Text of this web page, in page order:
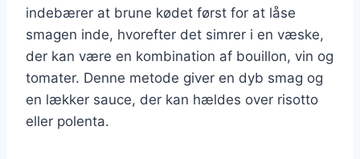
indebærer at brune kødet først for at låse
smagen inde, hvorefter det simrer i en væske,
der kan være en kombination af bouillon, vin og
tomater. Denne metode giver en dyb smag og
en lækker sauce, der kan hældes over risotto
eller polenta.